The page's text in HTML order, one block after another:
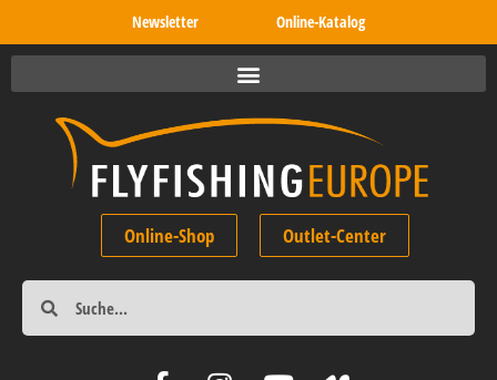
Newsletter Online-Katalog
Online-Shop Outlet-Center